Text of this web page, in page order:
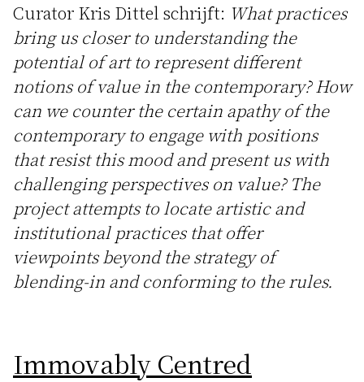
Curator Kris Dittel schrijft: What practices
bring us closer to understanding the
potential of art to represent different
notions of value in the contemporary? How
can we counter the certain apathy of the
contemporary to engage with positions
that resist this mood and present us with
challenging perspectives on value? The
project attempts to locate artistic and
institutional practices that offer
viewpoints beyond the strategy of
blending-in and conforming to the rules.
Immovably Centred